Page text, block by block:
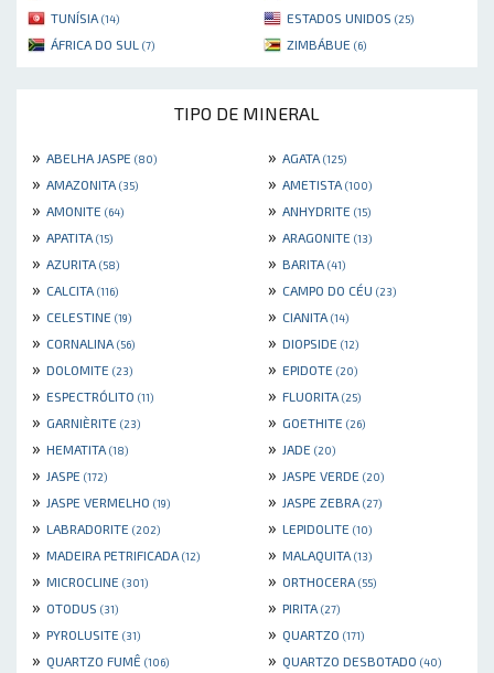
TUNÍSIA (14) ESTADOS UNIDOS (25)
ÁFRICA DO SUL (7) ZIMBÁBUE (6)
TIPO DE MINERAL
» ABELHA JASPE (80) » AGATA (125)
» AMAZONITA (35) » AMETISTA (100)
» AMONITE (64) » ANHYDRITE (15)
» APATITA (15) » ARAGONITE (13)
» AZURITA (58) » BARITA (41)
» CALCITA (116) » CAMPO DO CÉU (23)
» CELESTINE (19) » CIANITA (14)
» CORNALINA (56) » DIOPSIDE (12)
» DOLOMITE (23) » EPIDOTE (20)
» ESPECTRÓLITO (11) » FLUORITA (25)
» GARNIÈRITE (23) » GOETHITE (26)
» HEMATITA (18) » JADE (20)
» JASPE (172) » JASPE VERDE (20)
» JASPE VERMELHO (19) » JASPE ZEBRA (27)
» LABRADORITE (202) » LEPIDOLITE (10)
» MADEIRA PETRIFICADA (12) » MALAQUITA (13)
» MICROCLINE (301) » ORTHOCERA (55)
» OTODUS (31) » PIRITA (27)
» PYROLUSITE (31) » QUARTZO (171)
» QUARTZO FUMÊ (106) » QUARTZO DESBOTADO (40)